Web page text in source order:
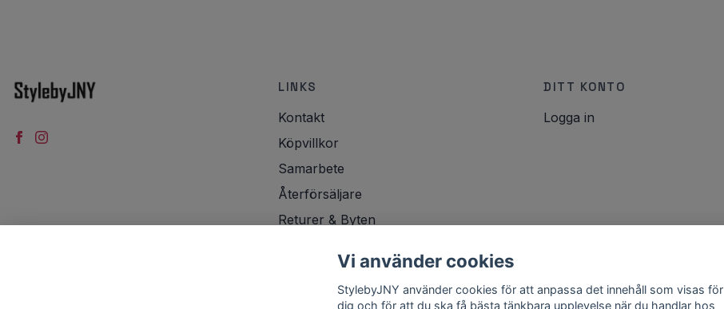
LINKS
Kontakt
Köpvillkor
Samarbete
Återförsäljare
Returer & Byten
DITT KONTO
Logga in
Vi använder cookies
StylebyJNY använder cookies för att anpassa det innehåll som visas för
dig och för att du ska få bästa tänkbara upplevelse när du handlar hos